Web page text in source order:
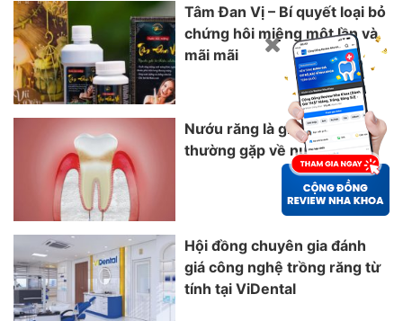
Tâm Đan Vị – Bí quyết loại bỏ
chứng hôi miệng một lần và
mãi mãi
Nướu răng là gì? Các bệnh
thường gặp về nướu răng
Hội đồng chuyên gia đánh
giá công nghệ trồng răng từ
tính tại ViDental